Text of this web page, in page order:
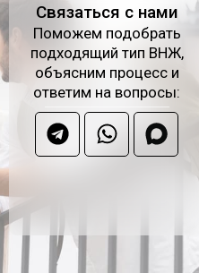
Связаться с нами
Поможем подобрать
подходящий тип ВНЖ,
объясним процесс и
ответим на вопросы: